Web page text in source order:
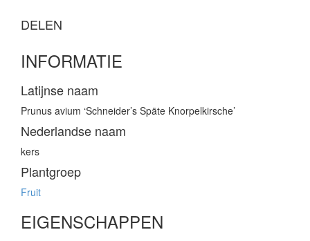
DELEN
INFORMATIE
Latijnse naam
Prunus avium ‘Schneider’s Späte Knorpelkirsche’
Nederlandse naam
kers
Plantgroep
Fruit
EIGENSCHAPPEN